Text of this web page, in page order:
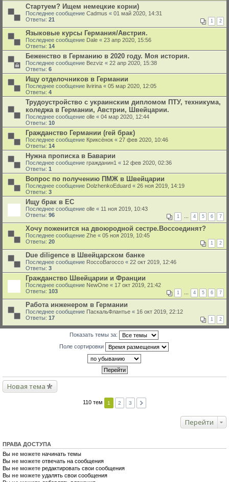
Стартуем? Ищем немецкие корни)
Последнее сообщение Cadmus « 01 май 2020, 14:31
Ответы: 21 1 2
Языковые курсы Германия/Австрия.
Последнее сообщение Dale « 23 апр 2020, 15:56
Ответы: 14
Беженство в Германию в 2020 году. Моя история.
Последнее сообщение Bezviz « 22 апр 2020, 15:38
Ответы: 6
Ищу отделочников в Германии
Последнее сообщение livirina « 05 мар 2020, 12:05
Ответы: 4
Трудоустройство с украинским дипломом ПТУ, техникума,
коледжа в Германии, Австрии, Швейцарии.
Последнее сообщение olle « 04 мар 2020, 12:44
Ответы: 10
Гражданство Германии (гей брак)
Последнее сообщение Криксёнок « 27 фев 2020, 10:46
Ответы: 14
Нужна прописка в Баварии
Последнее сообщение гражданин1 « 12 фев 2020, 02:36
Ответы: 1
Вопрос по получению ПМЖ в Швейцарии
Последнее сообщение DolzhenkoEduard « 26 ноя 2019, 14:19
Ответы: 3
Ищу брак в ЕС
Последнее сообщение olle « 11 ноя 2019, 10:43
Ответы: 96 1 … 4 5 6 7
Хочу поженится на двоюродной сестре.Воссоединят?
Последнее сообщение Zhe « 05 ноя 2019, 10:45
Ответы: 20 1 2
Due diligence в Швейцарском банке
Последнее сообщение RoccoBarocco « 22 окт 2019, 12:46
Ответы: 3
Гражданство Швейцарии и Франции
Последнее сообщение NewOne « 17 окт 2019, 21:42
Ответы: 103 1 … 4 5 6 7
Работа инженером в Германии
Последнее сообщение ПаскальФлантье « 16 окт 2019, 22:12
Ответы: 17 1 2
Показать темы за:
Поле сортировки
Новая тема
110 тем 1 2 3
Перейти
ПРАВА ДОСТУПА
Вы не можете начинать темы
Вы не можете отвечать на сообщения
Вы не можете редактировать свои сообщения
Вы не можете удалять свои сообщения